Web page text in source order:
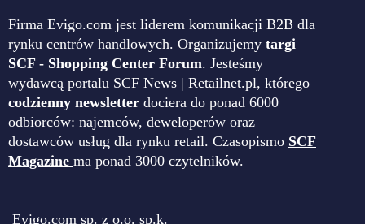
Firma Evigo.com jest liderem komunikacji B2B dla
rynku centrów handlowych. Organizujemy targi
SCF - Shopping Center Forum. Jesteśmy
wydawcą portalu SCF News | Retailnet.pl, którego
codzienny newsletter dociera do ponad 6000
odbiorców: najemców, deweloperów oraz
dostawców usług dla rynku retail. Czasopismo SCF
Magazine ma ponad 3000 czytelników.
Evigo.com sp. z o.o. sp.k.